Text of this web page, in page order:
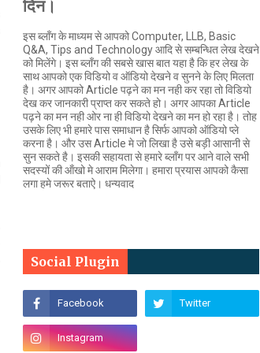
दिन।
इस ब्लॉंग के माध्यम से आपको Computer, LLB, Basic
Q&A, Tips and Technology आदि से सम्बन्धित लेख देखने
को मिलेंगे। इस ब्लॉंग की सबसे खास बात यहा है कि हर लेख के
साथ आपको एक विडियो व ऑडियो देखने व सुनने के लिए मिलता
है। अगर आपको Article पढ़ने का मन नही कर रहा तो विडियो
देख कर जानकारी प्राप्त कर सकते हो। अगर आपका Article
पढ़ने का मन नही ओर ना ही वि‍डियो देखने का मन हो रहा है। तोह
उसके लिए भी हमारे पास समाधान है सिर्फ आपको ऑडियो प्ले
करना है। और उस Article मे जो लिखा है उसे बड़ी आसानी से
सुन सकते है। इसकी सहायता से हमारे ब्लॉंग पर आने वाले सभी
सदस्यों की ऑंखो मे आराम मिलेगा। हमारा प्रयास आपको कैसा
लगा हमे जरूर बताऐ। धन्यवाद
Social Plugin